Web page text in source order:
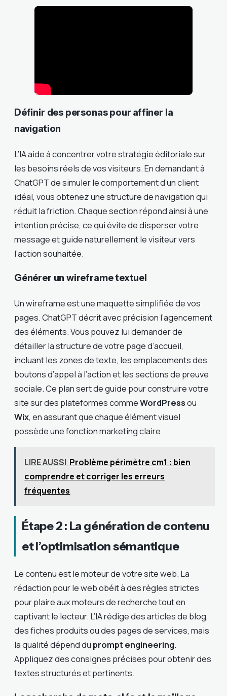
Définir des personas pour affiner la
navigation
L’IA aide à concentrer votre stratégie éditoriale sur
les besoins réels de vos visiteurs. En demandant à
ChatGPT de simuler le comportement d’un client
idéal, vous obtenez une structure de navigation qui
réduit la friction. Chaque section répond ainsi à une
intention précise, ce qui évite de disperser votre
message et guide naturellement le visiteur vers
l’action souhaitée.
Générer un wireframe textuel
Un wireframe est une maquette simplifiée de vos
pages. ChatGPT décrit avec précision l’agencement
des éléments. Vous pouvez lui demander de
détailler la structure de votre page d’accueil,
incluant les zones de texte, les emplacements des
boutons d’appel à l’action et les sections de preuve
sociale. Ce plan sert de guide pour construire votre
site sur des plateformes commeWordPressou
Wix, en assurant que chaque élément visuel
possède une fonction marketing claire.
LIRE AUSSI Problème périmètre cm1 : bien
comprendre et corriger les erreurs
fréquentes
Étape 2 : La génération de contenu
et l’optimisation sémantique
Le contenu est le moteur de votre site web. La
rédaction pour le web obéit à des règles strictes
pour plaire aux moteurs de recherche tout en
captivant le lecteur. L’IA rédige des articles de blog,
des fiches produits ou des pages de services, mais
la qualité dépend du prompt engineering.
Appliquez des consignes précises pour obtenir des
textes structurés et pertinents.